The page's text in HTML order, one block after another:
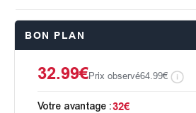
BON PLAN
32.99€Prix observé64.99€
Votre avantage :32€